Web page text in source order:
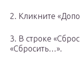
2. Кликните
3. В строке
«Сбросить…».